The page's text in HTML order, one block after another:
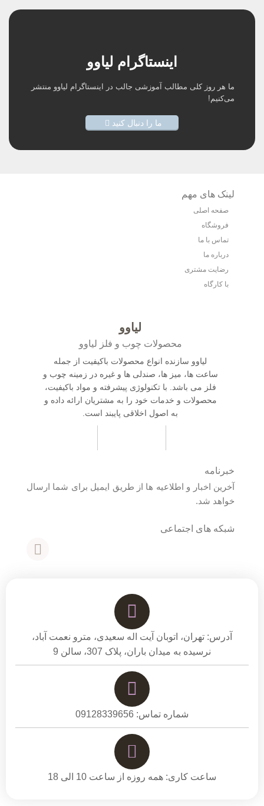
جولای
اینستاگرام لیاوو
ما هر روز کلی مطالب آموزشی جالب در اینستاگرام لیاوو منتشر
می‌کنیم!
ما را دنبال کنید
لینک های مهم
صفحه اصلی
فروشگاه
تماس با ما
درباره ما
رضایت مشتری
با کارگاه
لیاوو
محصولات چوب و فلز لیاوو
لیاوو سازنده انواع محصولات باکیفیت از جمله
ساعت ها، میز ها، صندلی ها و غیره در زمینه چوب و
فلز می باشد. با تکنولوژی پیشرفته و مواد باکیفیت،
محصولات و خدمات خود را به مشتریان ارائه داده و
به اصول اخلاقی پایبند است.
خبرنامه
آخرین اخبار و اطلاعیه ها از طریق ایمیل برای شما ارسال
خواهد شد.
شبکه های اجتماعی
آدرس: تهران، اتوبان آیت اله سعیدی، مترو نعمت آباد،
نرسیده به میدان باران، پلاک 307، سالن 9
شماره تماس: 09128339656
ساعت کاری: همه روزه از ساعت 10 الی 18